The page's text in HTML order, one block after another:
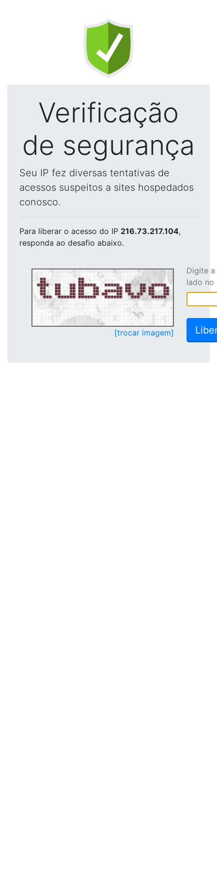
Verificação
de segurança
Seu IP fez diversas tentativas de
acessos suspeitos a sites hospedados
conosco.
Para liberar o acesso do IP 216.73.217.104,
responda ao desafio abaixo.
[trocar imagem]
Digite
lado no